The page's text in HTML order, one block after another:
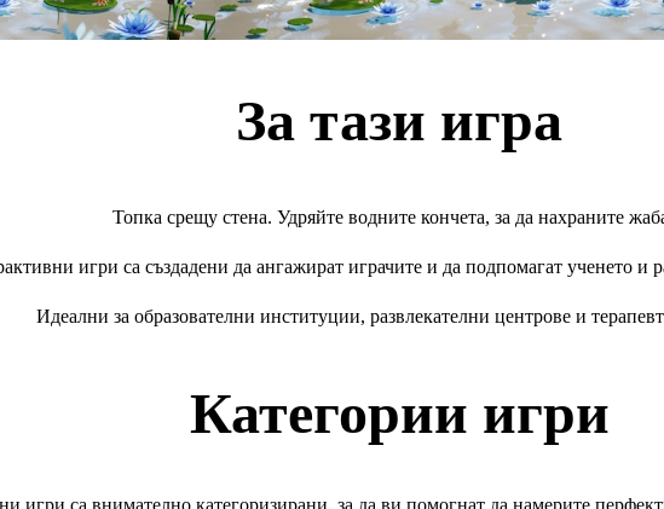
За тази игра
Топка срещу стена. Удряйте водните кончета, за да нахраните
игри са създадени да ангажират играчите и да подпомагат ученето и
Идеални за образователни институции, развлекателни центрове и
Категории игри
игри са внимателно категоризирани, за да ви помогнат да намерите